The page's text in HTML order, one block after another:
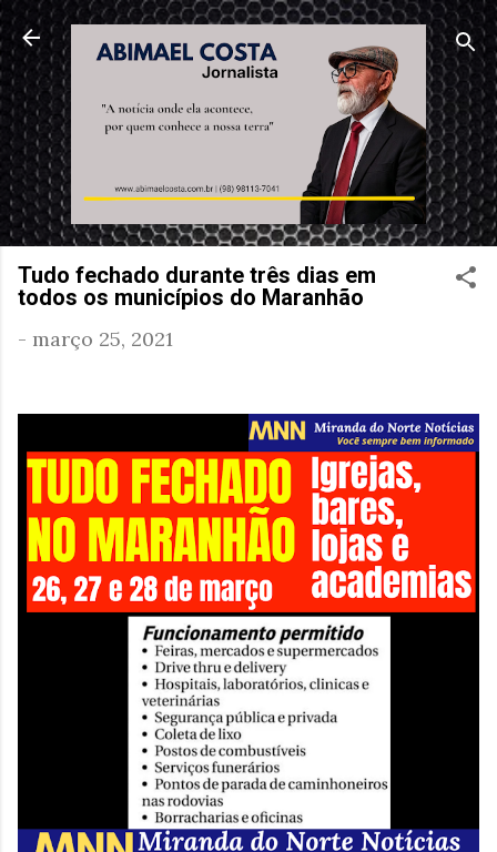
Pular para o conteúdo principal
Tudo fechado durante três dias em
todos os municípios do Maranhão
- março 25, 2021